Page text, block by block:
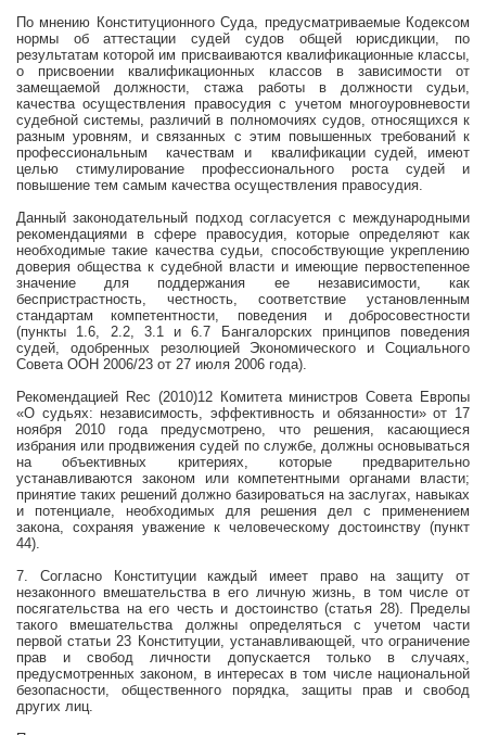
По мнению Конституционного Суда, предусматриваемые Кодексом
нормы об аттестации судей судов общей юрисдикции, по
результатам которой им присваиваются квалификационные классы,
о присвоении квалификационных классов в зависимости от
замещаемой должности, стажа работы в должности судьи,
качества осуществления правосудия с учетом многоуровневости
судебной системы, различий в полномочиях судов, относящихся к
разным уровням, и связанных с этим повышенных требований к
профессиональным
качествам и
квалификации судей, имеют
целью стимулирование профессионального роста судей и
повышение тем самым качества осуществления правосудия.
Данный законодательный подход согласуется с международными
рекомендациями в сфере правосудия, которые определяют как
необходимые такие качества судьи, способствующие укреплению
доверия общества к судебной власти и имеющие первостепенное
значение для поддержания ее независимости, как
беспристрастность, честность, соответствие установленным
стандартам компетентности, поведения и добросовестности
(пункты 1.6, 2.2, 3.1 и 6.7 Бангалорских принципов поведения
судей, одобренных резолюцией Экономического и Социального
Совета ООН 2006/23 от 27 июля 2006 года).
Рекомендацией Rec (2010)12 Комитета министров Совета Европы
«О судьях: независимость, эффективность и обязанности» от 17
ноября 2010 года предусмотрено, что решения, касающиеся
избрания или продвижения судей по службе, должны основываться
на объективных критериях, которые предварительно
устанавливаются законом или компетентными органами власти;
принятие таких решений должно базироваться на заслугах, навыках
и потенциале, необходимых для решения дел с применением
закона, сохраняя уважение к человеческому достоинству (пункт
44).
7. Согласно Конституции каждый имеет право на защиту от
незаконного вмешательства в его личную жизнь, в том числе от
посягательства на его честь и достоинство (статья 28). Пределы
такого вмешательства должны определяться с учетом части
первой статьи 23 Конституции, устанавливающей, что ограничение
прав и свобод личности допускается только в случаях,
предусмотренных законом, в интересах в том числе национальной
безопасности, общественного порядка, защиты прав и свобод
других лиц.